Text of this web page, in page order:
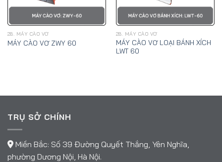
28. MÁY CÀO VƠ
MÁY CÀO VƠ ZWY 60
28. MÁY CÀO VƠ
MÁY CÀO VƠ LOẠI BÁNH XÍCH
LWT 60
TRỤ SỞ CHÍNH
Miền Bắc: Số 39 Đường Quyết Thắng, Yên Nghĩa,
phường Dương Nội, Hà Nội.